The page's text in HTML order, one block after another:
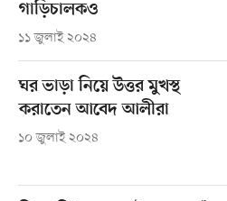
গাড়িচালকও
১১ জুলাই ২০২৪
ঘর ভাড়া নিয়ে উত্তর মুখস্থ
করাতেন আবেদ আলীরা
১০ জুলাই ২০২৪